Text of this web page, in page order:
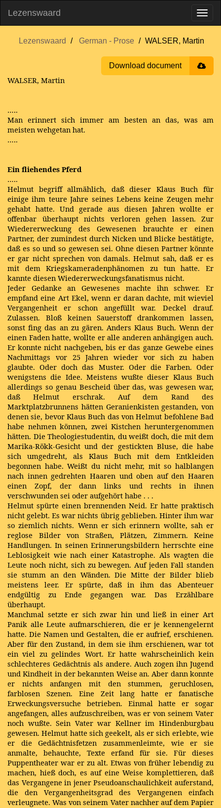
Lezenswaard
Lezenswaard German - Prose WALSER, Martin
Download document
WALSER, Martin
…..
Man erinnert sich immer am besten an das, was am
meisten wehgetan hat.
…..
Ein fliehendes Pferd
…..
Helmut begriff allmählich, daß dieser Klaus Buch für
einige ihm teure Jahre seines Lebens keine Zeugen mehr
gehabt hatte. Und gerade aus diesen Jahren wollte er
offenbar überhaupt nichts verloren gehen lassen. Zur
Wiedererweckung des Gewesenen brauchte er einen
Partner, der zumindest durch Nicken und Blicke bestätigte,
daß es so und so gewesen sei. Ohne diesen Partner könnte
er gar nicht sprechen von damals. Helmut sah, daß er es
mit dem Kriegskameradenphänomen zu tun hatte. Er
kannte diesen Wiedererweckungsfanatismus nicht.
Jeder Gedanke an Gewesenes machte ihn schwer. Er
empfand eine Art Ekel, wenn er daran dachte, mit wieviel
Vergangenheit er schon angefüllt war. Deckel drauf.
Zulassen. Bloß keinen Sauerstoff drankommen lassen,
sonst fing das an zu gären. Anders Klaus Buch. Wenn der
einen Faden hatte, wollte er alle anderen anhängigen auch.
Er konnte nicht nachgeben, bis er das ganze Gewebe eines
Nachmittags vor 25 Jahren wieder vor sich zu haben
glaubte. Oder doch das Muster. Oder die Farben. Oder
wenigstens die Idee. Meistens wußte dieser Klaus Buch
allerdings so genau Bescheid über das, was gewesen war,
daß Helmut erschrak. Auf dem Rand des
Marktplatzbrunnens hätten Geranienkisten gestanden, von
denen sie, bevor Klaus Buch das von Helmut befohlene Bad
habe nehmen können, zwei Kistchen heruntergenommen
hätten. Die Theologiestudentin, du weißt doch, die mit dem
Marika-Rökk-Gesicht und der gestickten Bluse, die habe
sich umgedreht, als Klaus Buch mit dem Entkleiden
begonnen habe. Weißt du nicht mehr, mit so halblangen
nach innen gedrehten Haaren und oben auf den Haaren
einen Zopf, der dann links und rechts in ihnen
verschwunden sei oder aufgehört habe . . .
Helmut spürte einen brennenden Neid. Er hatte praktisch
nicht gelebt. Es war nichts übrig geblieben. Hinter ihm war
so ziemlich nichts. Wenn er sich erinnern wollte, sah er
reglose Bilder von Straßen, Plätzen, Zimmern. Keine
Handlungen. In seinen Erinnerungsbildern herrschte eine
Leblosigkeit wie nach einer Katastrophe. Als wagten die
Leute noch nicht, sich zu bewegen. Auf jeden Fall standen
sie stumm an den Wänden. Die Mitte der Bilder blieb
meistens leer. Er spürte, daß in ihm das Abenteuer
endgültig zu Ende gegangen war. Das Erzählbare
überhaupt.
Manchmal setzte er sich zwar hin und ließ in einer Art
Panik alle Leute aufmarschieren, die er je kennengelernt
hatte. Die Namen und Gestalten, die er aufrief, erschienen.
Aber für den Zustand, in dem sie ihm erschienen, war tot
ein viel zu gelindes Wort. Er hatte wahrscheinlich kein
schlechteres Gedächtnis als andere. Auch zogen ihn Jugend
und Kindheit in der bekannten Weise an. Aber dann konnte
er nichts anfangen mit den stummen, geruchlosen,
farblosen Szenen. Eine Zeit lang hatte er fanatische
Erweckungsversuche betrieben. Einmal hatte er sogar
angefangen, alles aufzuschreiben, was er von seinem Vater
noch wußte. Sein Vater war Kellner im Hindenburgbau
gewesen. Helmut hatte sich geekelt, als er sich erlebte, wie
er die Gedächtnisfetzen zusammenleimte, wie er sie
anmalte, behauchte, Texte erfand für sie. Für dieses
Puppentheater war er zu alt. Etwas von früher lebendig zu
machen, hieß doch, es auf eine Weise komplettieren, daß
das Vergangene in jener Pseudoanschaulichkeit auferstand,
die den Vergangenheitsgrad des Vergangenen einfach
verleugnete. Was von seinem Vater nachher auf dem Papier